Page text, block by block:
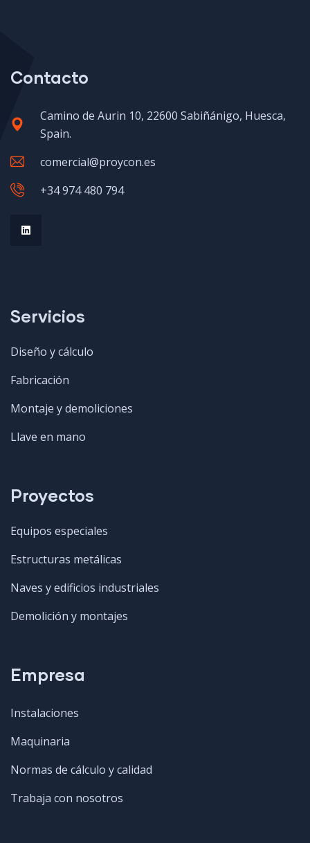
Contacto
Camino de Aurin 10, 22600 Sabiñánigo, Huesca,
Spain.
comercial@proycon.es
+34 974 480 794
Servicios
Diseño y cálculo
Fabricación
Montaje y demoliciones
Llave en mano
Proyectos
Equipos especiales
Estructuras metálicas
Naves y edificios industriales
Demolición y montajes
Empresa
Instalaciones
Maquinaria
Normas de cálculo y calidad
Trabaja con nosotros